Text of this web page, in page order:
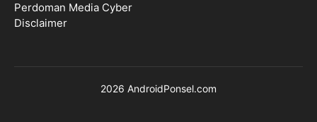
Perdoman Media Cyber
Disclaimer
2026 AndroidPonsel.com